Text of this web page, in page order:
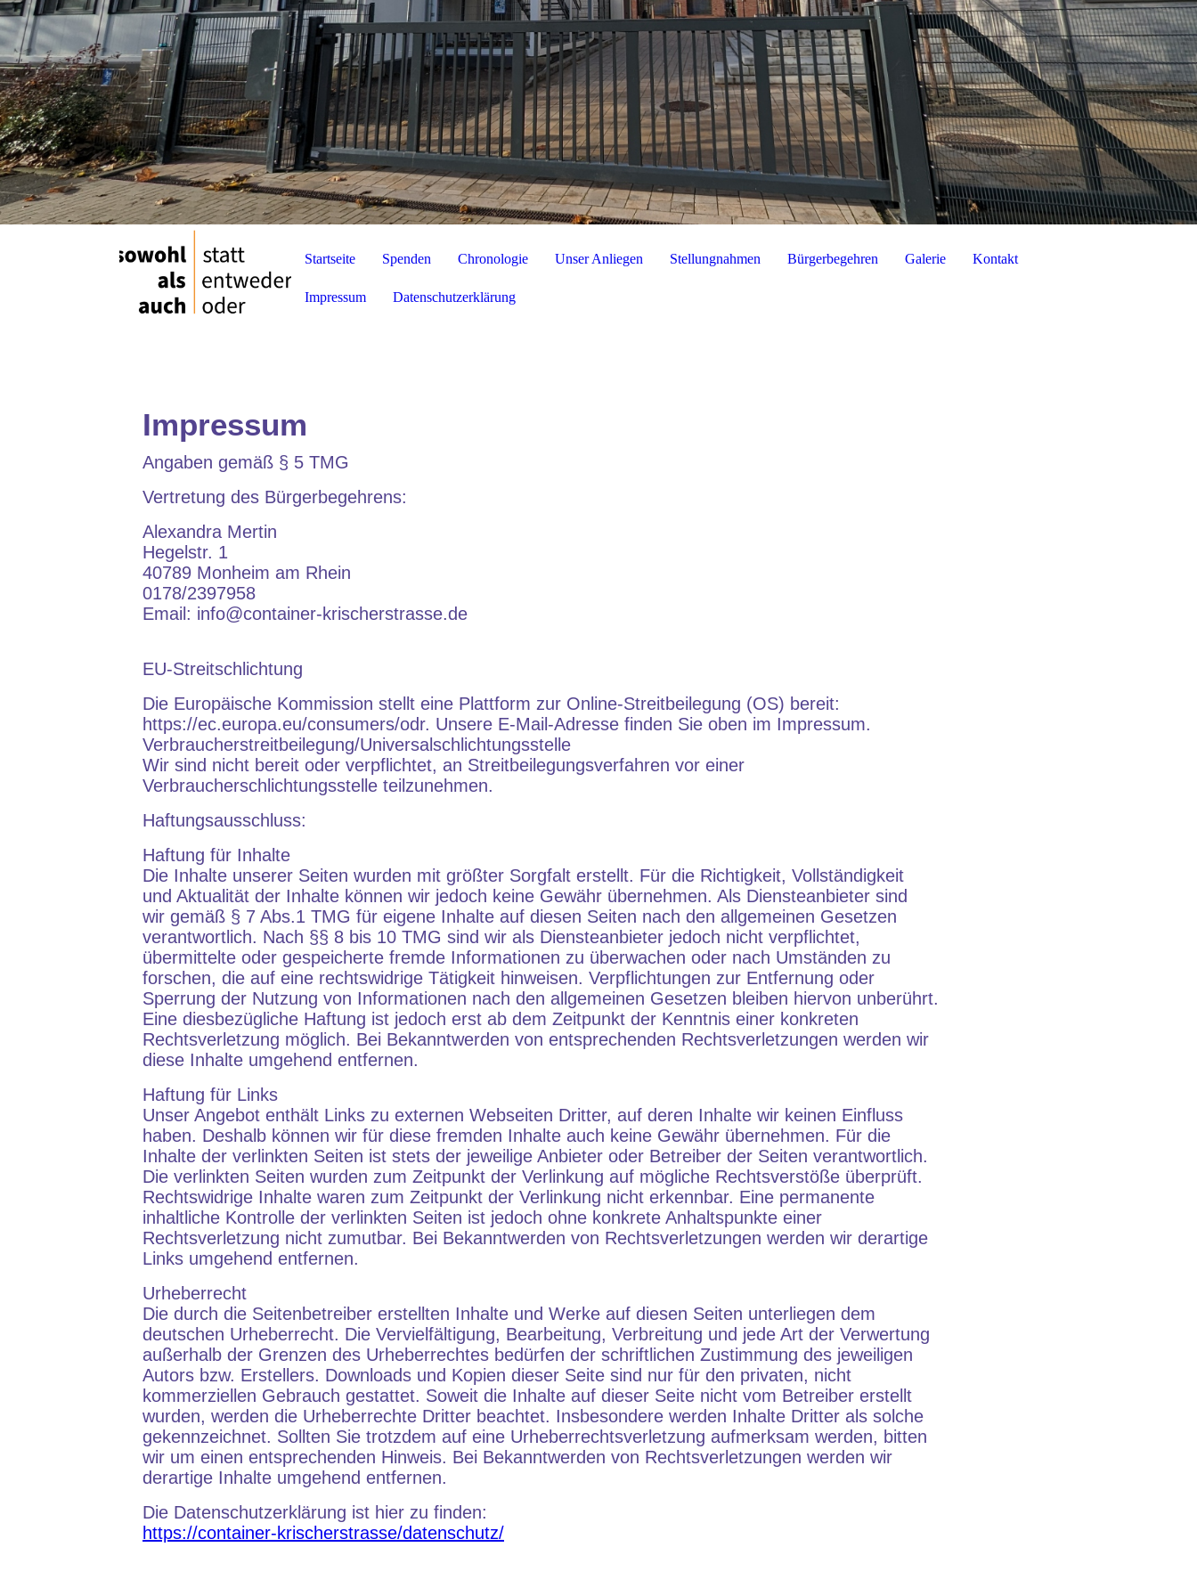
Startseite Spenden Chronologie Unser Anliegen Stellungnahmen Bürgerbegehren Galerie Kontakt
Impressum Datenschutzerklärung
Impressum
Angaben gemäß § 5 TMG
Vertretung des Bürgerbegehrens:
Alexandra Mertin
Hegelstr. 1
40789 Monheim am Rhein
0178/2397958
Email: info@container-krischerstrasse.de
EU-Streitschlichtung
Die Europäische Kommission stellt eine Plattform zur Online-Streitbeilegung (OS) bereit:
https://ec.europa.eu/consumers/odr. Unsere E-Mail-Adresse finden Sie oben im Impressum.
Verbraucherstreitbeilegung/Universalschlichtungsstelle
Wir sind nicht bereit oder verpflichtet, an Streitbeilegungsverfahren vor einer
Verbraucherschlichtungsstelle teilzunehmen.
Haftungsausschluss:
Haftung für Inhalte
Die Inhalte unserer Seiten wurden mit größter Sorgfalt erstellt. Für die Richtigkeit, Vollständigkeit
und Aktualität der Inhalte können wir jedoch keine Gewähr übernehmen. Als Diensteanbieter sind
wir gemäß § 7 Abs.1 TMG für eigene Inhalte auf diesen Seiten nach den allgemeinen Gesetzen
verantwortlich. Nach §§ 8 bis 10 TMG sind wir als Diensteanbieter jedoch nicht verpflichtet,
übermittelte oder gespeicherte fremde Informationen zu überwachen oder nach Umständen zu
forschen, die auf eine rechtswidrige Tätigkeit hinweisen. Verpflichtungen zur Entfernung oder
Sperrung der Nutzung von Informationen nach den allgemeinen Gesetzen bleiben hiervon unberührt.
Eine diesbezügliche Haftung ist jedoch erst ab dem Zeitpunkt der Kenntnis einer konkreten
Rechtsverletzung möglich. Bei Bekanntwerden von entsprechenden Rechtsverletzungen werden wir
diese Inhalte umgehend entfernen.
Haftung für Links
Unser Angebot enthält Links zu externen Webseiten Dritter, auf deren Inhalte wir keinen Einfluss
haben. Deshalb können wir für diese fremden Inhalte auch keine Gewähr übernehmen. Für die
Inhalte der verlinkten Seiten ist stets der jeweilige Anbieter oder Betreiber der Seiten verantwortlich.
Die verlinkten Seiten wurden zum Zeitpunkt der Verlinkung auf mögliche Rechtsverstöße überprüft.
Rechtswidrige Inhalte waren zum Zeitpunkt der Verlinkung nicht erkennbar. Eine permanente
inhaltliche Kontrolle der verlinkten Seiten ist jedoch ohne konkrete Anhaltspunkte einer
Rechtsverletzung nicht zumutbar. Bei Bekanntwerden von Rechtsverletzungen werden wir derartige
Links umgehend entfernen.
Urheberrecht
Die durch die Seitenbetreiber erstellten Inhalte und Werke auf diesen Seiten unterliegen dem
deutschen Urheberrecht. Die Vervielfältigung, Bearbeitung, Verbreitung und jede Art der Verwertung
außerhalb der Grenzen des Urheberrechtes bedürfen der schriftlichen Zustimmung des jeweiligen
Autors bzw. Erstellers. Downloads und Kopien dieser Seite sind nur für den privaten, nicht
kommerziellen Gebrauch gestattet. Soweit die Inhalte auf dieser Seite nicht vom Betreiber erstellt
wurden, werden die Urheberrechte Dritter beachtet. Insbesondere werden Inhalte Dritter als solche
gekennzeichnet. Sollten Sie trotzdem auf eine Urheberrechtsverletzung aufmerksam werden, bitten
wir um einen entsprechenden Hinweis. Bei Bekanntwerden von Rechtsverletzungen werden wir
derartige Inhalte umgehend entfernen.
Die Datenschutzerklärung ist hier zu finden:
https://container-krischerstrasse/datenschutz/